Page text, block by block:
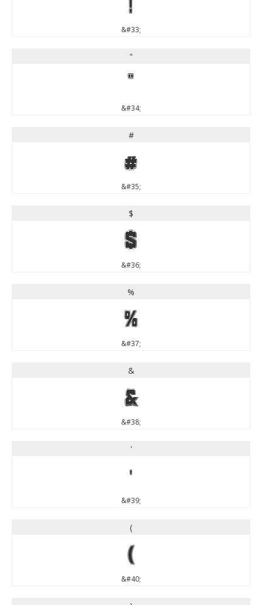
&#33;
"
"
&#34;
#
#
&#35;
$
$
&#36;
%
%
&#37;
&
&
&#38;
'
'
&#39;
(
(
&#40;